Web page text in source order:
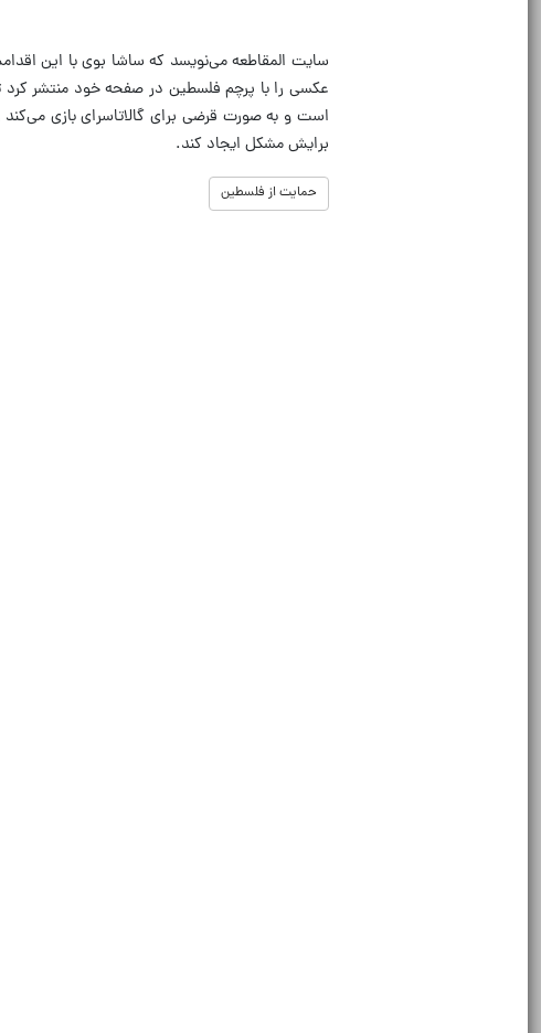
سایت المقاطعه می‌نویسد که ساشا بوی با این
عکسی را با پرچم فلسطین در صفحه خود منتشر کرد
است و به صورت قرضی برای گالاتاسرای بازی
برایش مشکل ایجاد کند.
حمایت از فلسطین